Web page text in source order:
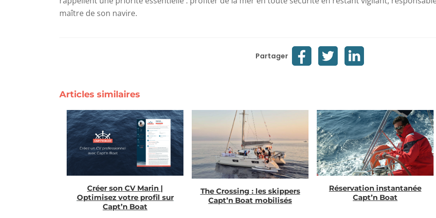
maître de son navire.
Partager
Articles similaires
Créer son CV Marin |
Optimisez votre profil sur
Capt’n Boat
The Crossing : les skippers
Capt’n Boat mobilisés
Réservation instantanée
Capt’n Boat